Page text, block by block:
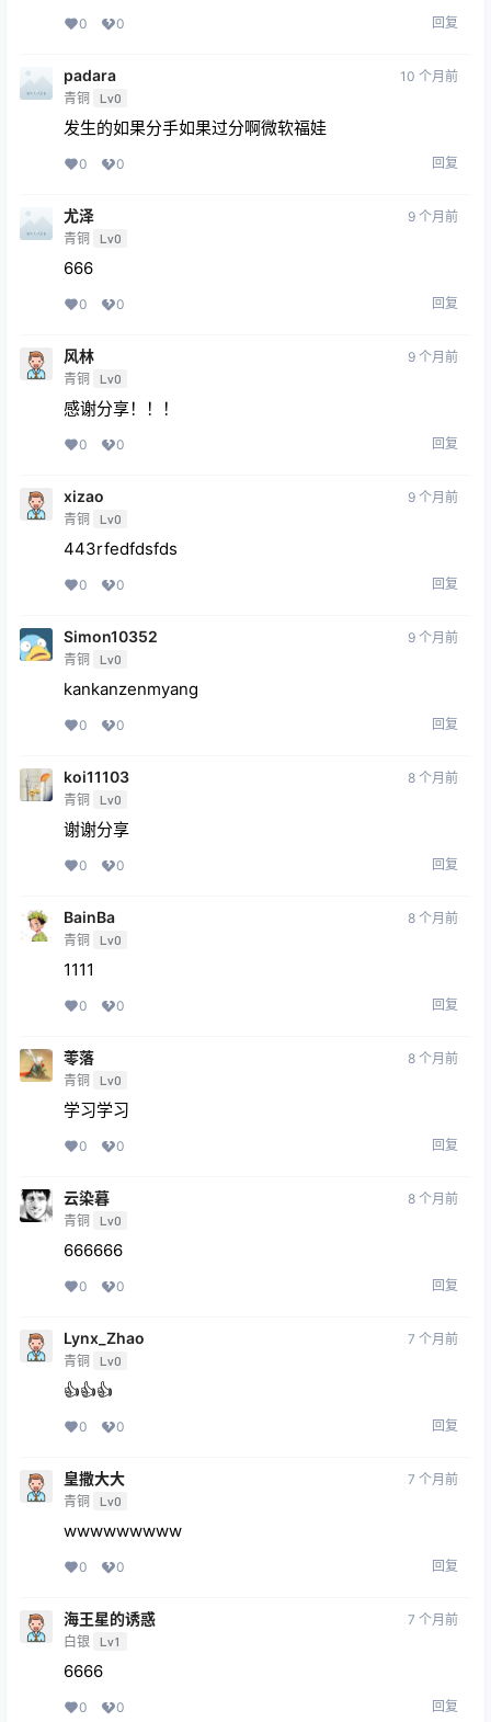
0 0 回复
padara
青铜 Lv0
10 个月前
发生的如果分手如果过分啊微软福娃
0 0 回复
尤泽
青铜 Lv0
9 个月前
666
0 0 回复
风林
青铜 Lv0
9 个月前
感谢分享！！！
0 0 回复
xizao
青铜 Lv0
9 个月前
443rfedfdsfds
0 0 回复
Simon10352
青铜 Lv0
9 个月前
kankanzenmyang
0 0 回复
koi11103
青铜 Lv0
8 个月前
谢谢分享
0 0 回复
BainBa
青铜 Lv0
8 个月前
1111
0 0 回复
蕶落
青铜 Lv0
8 个月前
学习学习
0 0 回复
云染暮
青铜 Lv0
8 个月前
666666
0 0 回复
Lynx_Zhao
青铜 Lv0
7 个月前
👍👍👍
0 0 回复
皇撒大大
青铜 Lv0
7 个月前
wwwwwwwww
0 0 回复
海王星的诱惑
白银 Lv1
7 个月前
6666
0 0 回复